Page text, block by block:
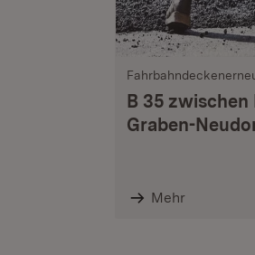
B 35
Graben-
Mehr